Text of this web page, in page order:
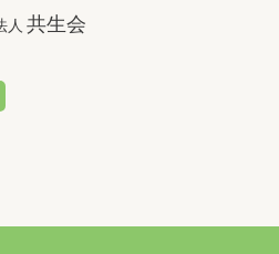
人 共生会